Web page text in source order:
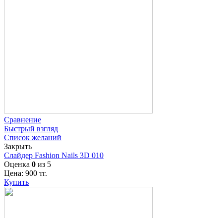
Сравнение
Быстрый взгляд
Список желаний
Закрыть
Слайдер Fashion Nails 3D 010
Оценка 0 из 5
Цена: 900 тг.
Купить